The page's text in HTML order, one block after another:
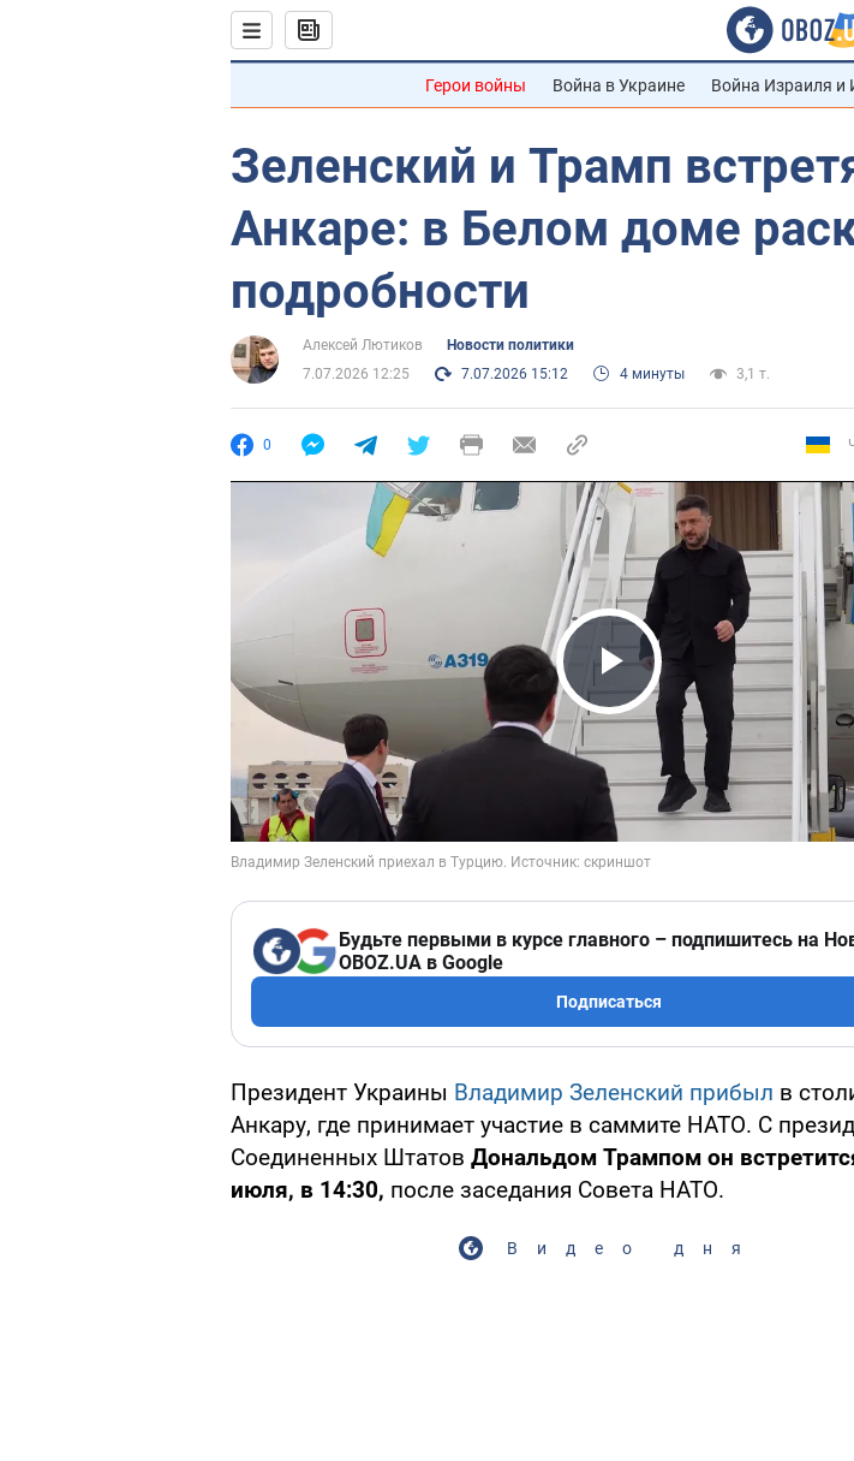
Герои войны Война в Украине Война Израиля и
Зеленский и Трамп
Анкаре: в Белом доме
подробности
Алексей Лютиков
Новости политики
7.07.2026 12:25
7.07.2026 15:12 4 минуты 3,1 т.
0
Play Video
Будьте первыми в курсе главного – подпишитесь на
OBOZ.UA в Google
Подписаться
Президент Украины Владимир Зеленский прибыл в
Анкару, где принимает участие в саммите НАТО. С
Соединенных Штатов Дональдом Трампом он
июля, в 14:30, после заседания Совета НАТО.
Видео дня